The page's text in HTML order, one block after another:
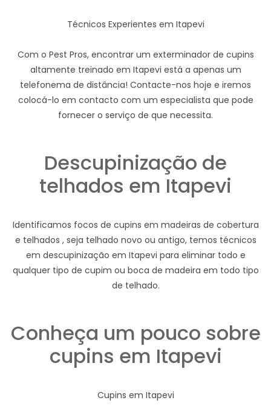
Técnicos Experientes em Itapevi
Com o Pest Pros, encontrar um exterminador de cupins
altamente treinado em Itapevi está a apenas um
telefonema de distância! Contacte-nos hoje e iremos
colocá-lo em contacto com um especialista que pode
fornecer o serviço de que necessita.
Descupinização de
telhados em Itapevi
Identificamos focos de cupins em madeiras de cobertura
e telhados , seja telhado novo ou antigo, temos técnicos
em descupinização em Itapevi para eliminar todo e
qualquer tipo de cupim ou boca de madeira em todo tipo
de telhado.
Conheça um pouco sobre
cupins em Itapevi
Cupins em Itapevi